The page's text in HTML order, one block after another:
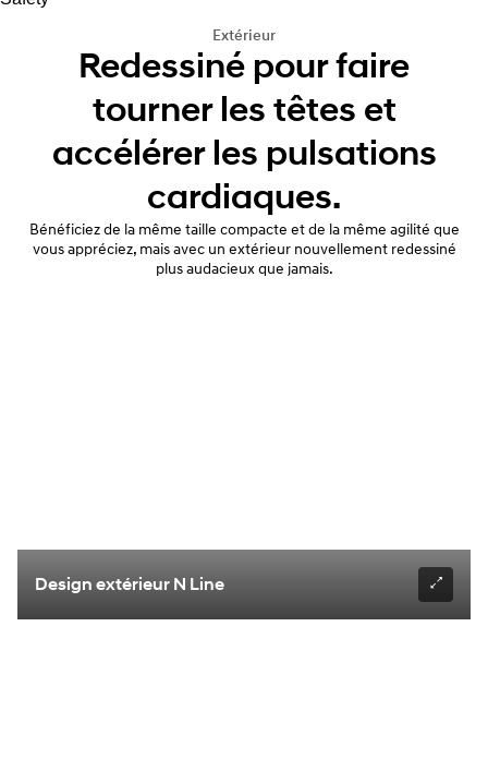
Extérieur
Redessiné pour faire
tourner les têtes et
accélérer les pulsations
cardiaques.
Bénéficiez de la même taille compacte et de la même agilité que
vous appréciez, mais avec un extérieur nouvellement redessiné
plus audacieux que jamais.
Design extérieur N Line